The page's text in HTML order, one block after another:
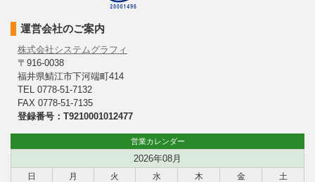
運営会社のご案内
株式会社システムグラフィ
〒916-0038
福井県鯖江市下河端町414
TEL 0778-51-7132
FAX 0778-51-7135
登録番号：T9210001012477
営業カレンダー
2026年08月
日 月 火 水 木 金 土